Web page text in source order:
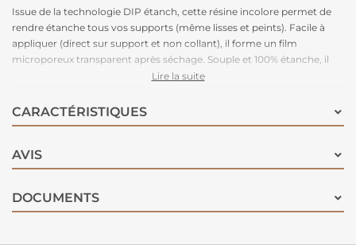
Issue de la technologie DIP étanch, cette résine incolore permet de
rendre étanche tous vos supports (même lisses et peints). Facile à
appliquer (direct sur support et non collant), il forme un film
microporeux transparent après séchage. Souple et 100% étanche, il
résiste aux projections d’eau, aux intempéries et aux UV, aux
piétonnier. Un seul et même produit pour réparer et rénover tout
votre intérieur du sol au plafond (y compris cuisine et salle de bain) et
Lire la suite
CARACTÉRISTIQUES
AVIS
DOCUMENTS